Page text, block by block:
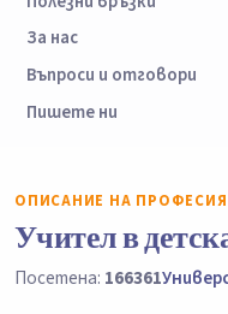
За нас
Въпроси и отговори
Пишете ни
ОПИСАНИЕ НА ПРОФЕСИЯ
Учител в
Посетена: 166361